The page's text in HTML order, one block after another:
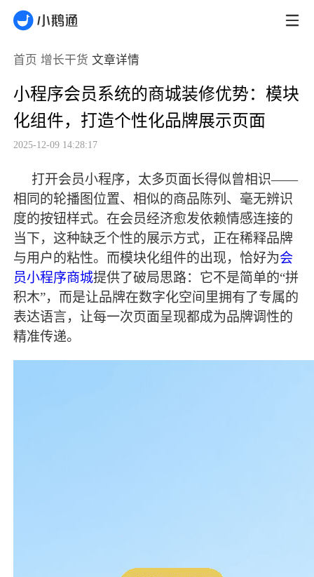
首页 增长干货 文章详情
小程序会员系统的商城装修优势：模块
化组件，打造个性化品牌展示页面
2025-12-09 14:28:17
打开会员小程序，太多页面长得似曾相识——
相同的轮播图位置、相似的商品陈列、毫无辨识
度的按钮样式。在会员经济愈发依赖情感连接的
当下，这种缺乏个性的展示方式，正在稀释品牌
与用户的粘性。而模块化组件的出现，恰好为会
员小程序商城提供了破局思路：它不是简单的“拼
积木”，而是让品牌在数字化空间里拥有了专属的
表达语言，让每一次页面呈现都成为品牌调性的
精准传递。